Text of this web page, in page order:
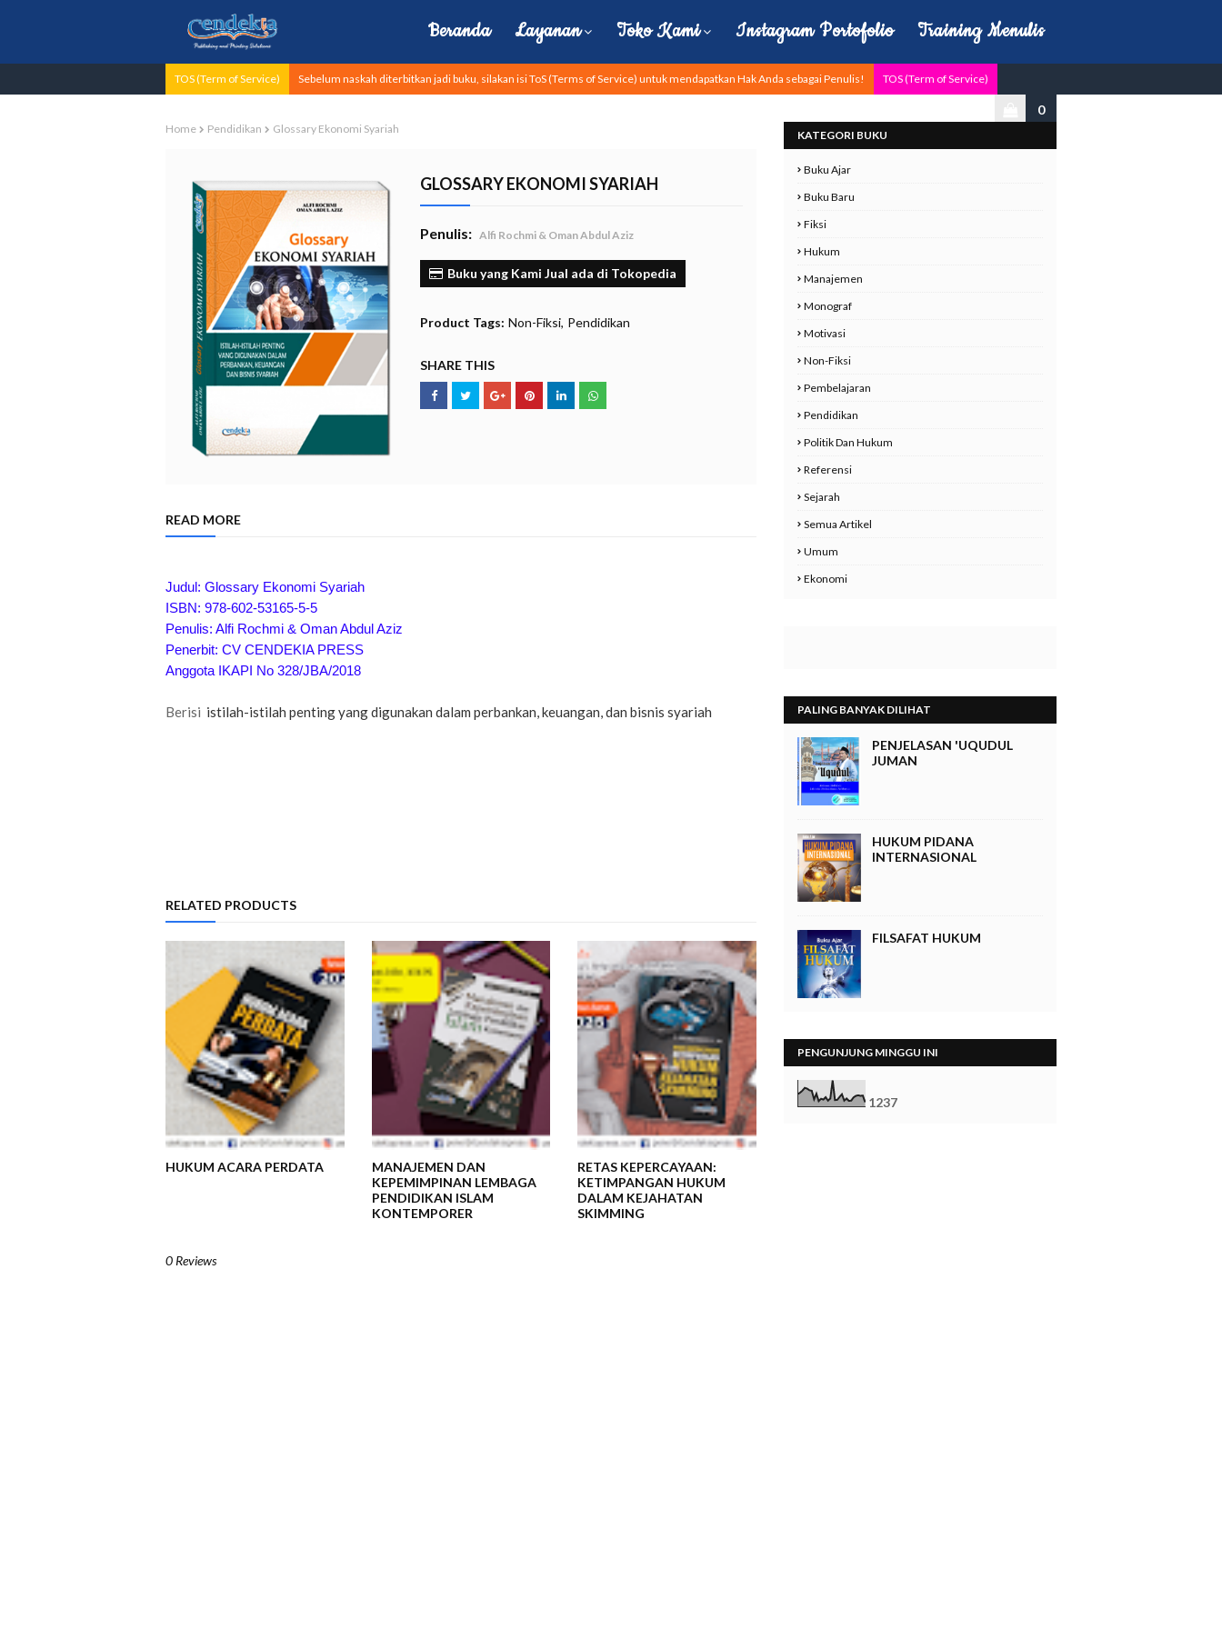
Beranda Layanan Toko Kami Instagram Portofolio Training Menulis
TOS (Term of Service) Sebelum naskah diterbitkan jadi buku, silakan isi ToS (Terms of Service) untuk mendapatkan Hak Anda sebagai Penulis! TOS (Term of Service)
0
Home Pendidikan Glossary Ekonomi Syariah
GLOSSARY EKONOMI SYARIAH
Penulis: Alfi Rochmi & Oman Abdul Aziz
Buku yang Kami Jual ada di Tokopedia
Product Tags: Non-Fiksi Pendidikan
SHARE THIS
READ MORE
Judul: Glossary Ekonomi Syariah
ISBN: 978-602-53165-5-5
Penulis: Alfi Rochmi & Oman Abdul Aziz
Penerbit: CV CENDEKIA PRESS
Anggota IKAPI No 328/JBA/2018
Berisi istilah-istilah penting yang digunakan dalam perbankan, keuangan, dan bisnis syariah
RELATED PRODUCTS
HUKUM ACARA PERDATA
MANAJEMEN DAN
KEPEMIMPINAN LEMBAGA
PENDIDIKAN ISLAM
KONTEMPORER
RETAS KEPERCAYAAN:
KETIMPANGAN HUKUM
DALAM KEJAHATAN
SKIMMING
0 Reviews
KATEGORI BUKU
Buku Ajar
Buku Baru
Fiksi
Hukum
Manajemen
Monograf
Motivasi
Non-Fiksi
Pembelajaran
Pendidikan
Politik Dan Hukum
Referensi
Sejarah
Semua Artikel
Umum
Ekonomi
PALING BANYAK DILIHAT
PENJELASAN 'UQUDUL
JUMAN
HUKUM PIDANA
INTERNASIONAL
FILSAFAT HUKUM
PENGUNJUNG MINGGU INI
1237